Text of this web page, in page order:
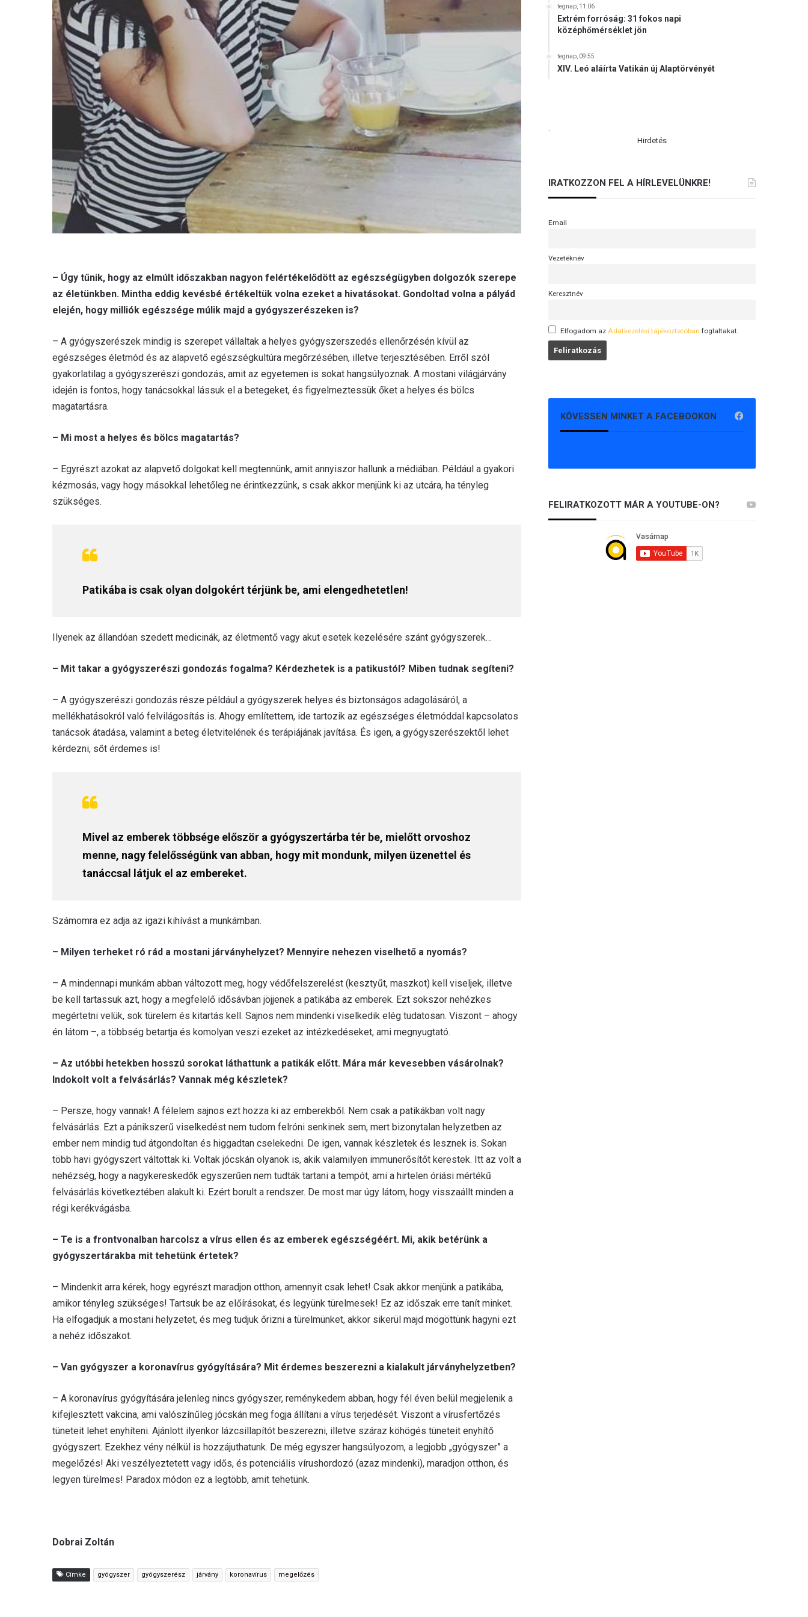
– Úgy tűnik, hogy az elmúlt időszakban nagyon felértékelődött az egészségügyben dolgozók szerepe
az életünkben. Mintha eddig kevésbé értékeltük volna ezeket a hivatásokat. Gondoltad volna a pályád
elején, hogy milliók egészsége múlik majd a gyógyszerészeken is?
– A gyógyszerészek mindig is szerepet vállaltak a helyes gyógyszerszedés ellenőrzésén kívül az
egészséges életmód és az alapvető egészségkultúra megőrzésében, illetve terjesztésében. Erről szól
gyakorlatilag a gyógyszerészi gondozás, amit az egyetemen is sokat hangsúlyoznak. A mostani világjárvány
idején is fontos, hogy tanácsokkal lássuk el a betegeket, és figyelmeztessük őket a helyes és bölcs
magatartásra.
– Mi most a helyes és bölcs magatartás?
– Egyrészt azokat az alapvető dolgokat kell megtennünk, amit annyiszor hallunk a médiában. Például a gyakori
kézmosás, vagy hogy másokkal lehetőleg ne érintkezzünk, s csak akkor menjünk ki az utcára, ha tényleg
szükséges.
Patikába is csak olyan dolgokért térjünk be, ami elengedhetetlen!
Ilyenek az állandóan szedett medicinák, az életmentő vagy akut esetek kezelésére szánt gyógyszerek…
– Mit takar a gyógyszerészi gondozás fogalma? Kérdezhetek is a patikustól? Miben tudnak segíteni?
– A gyógyszerészi gondozás része például a gyógyszerek helyes és biztonságos adagolásáról, a
mellékhatásokról való felvilágosítás is. Ahogy említettem, ide tartozik az egészséges életmóddal kapcsolatos
tanácsok átadása, valamint a beteg életvitelének és terápiájának javítása. És igen, a gyógyszerészektől lehet
kérdezni, sőt érdemes is!
Mivel az emberek többsége először a gyógyszertárba tér be, mielőtt orvoshoz
menne, nagy felelősségünk van abban, hogy mit mondunk, milyen üzenettel és
tanáccsal látjuk el az embereket.
Számomra ez adja az igazi kihívást a munkámban.
– Milyen terheket ró rád a mostani járványhelyzet? Mennyire nehezen viselhető a nyomás?
– A mindennapi munkám abban változott meg, hogy védőfelszerelést (kesztyűt, maszkot) kell viseljek, illetve
be kell tartassuk azt, hogy a megfelelő idősávban jöjjenek a patikába az emberek. Ezt sokszor nehézkes
megértetni velük, sok türelem és kitartás kell. Sajnos nem mindenki viselkedik elég tudatosan. Viszont – ahogy
én látom –, a többség betartja és komolyan veszi ezeket az intézkedéseket, ami megnyugtató.
– Az utóbbi hetekben hosszú sorokat láthattunk a patikák előtt. Mára már kevesebben vásárolnak?
Indokolt volt a felvásárlás? Vannak még készletek?
– Persze, hogy vannak! A félelem sajnos ezt hozza ki az emberekből. Nem csak a patikákban volt nagy
felvásárlás. Ezt a pánikszerű viselkedést nem tudom felróni senkinek sem, mert bizonytalan helyzetben az
ember nem mindig tud átgondoltan és higgadtan cselekedni. De igen, vannak készletek és lesznek is. Sokan
több havi gyógyszert váltottak ki. Voltak jócskán olyanok is, akik valamilyen immunerősítőt kerestek. Itt az volt a
nehézség, hogy a nagykereskedők egyszerűen nem tudták tartani a tempót, ami a hirtelen óriási mértékű
felvásárlás következtében alakult ki. Ezért borult a rendszer. De most mar úgy látom, hogy visszaállt minden a
régi kerékvágásba.
– Te is a frontvonalban harcolsz a vírus ellen és az emberek egészségéért. Mi, akik betérünk a
gyógyszertárakba mit tehetünk értetek?
– Mindenkit arra kérek, hogy egyrészt maradjon otthon, amennyit csak lehet! Csak akkor menjünk a patikába,
amikor tényleg szükséges! Tartsuk be az előírásokat, és legyünk türelmesek! Ez az időszak erre tanít minket.
Ha elfogadjuk a mostani helyzetet, és meg tudjuk őrizni a türelmünket, akkor sikerül majd mögöttünk hagyni ezt
a nehéz időszakot.
– Van gyógyszer a koronavírus gyógyítására? Mit érdemes beszerezni a kialakult járványhelyzetben?
– A koronavírus gyógyítására jelenleg nincs gyógyszer, reménykedem abban, hogy fél éven belül megjelenik a
kifejlesztett vakcina, ami valószínűleg jócskán meg fogja állítani a vírus terjedését. Viszont a vírusfertőzés
tüneteit lehet enyhíteni. Ajánlott ilyenkor lázcsillapítót beszerezni, illetve száraz köhögés tüneteit enyhítő
gyógyszert. Ezekhez vény nélkül is hozzájuthatunk. De még egyszer hangsúlyozom, a legjobb „gyógyszer” a
megelőzés! Aki veszélyeztetett vagy idős, és potenciális vírushordozó (azaz mindenki), maradjon otthon, és
legyen türelmes! Paradox módon ez a legtöbb, amit tehetünk.
Dobrai Zoltán
Címke gyógyszer gyógyszerész járvány koronavírus megelőzés
tegnap, 11:06
Extrém forróság: 31 fokos napi
középhőmérséklet jön
tegnap, 09:55
XIV. Leó aláírta Vatikán új Alaptörvényét
.
Hirdetés
IRATKOZZON FEL A HÍRLEVELÜNKRE!
Email
Vezetéknév
Keresztnév
Elfogadom az Adatkezelési tájékoztatóban foglaltakat.
KÖVESSEN MINKET A FACEBOOKON
FELIRATKOZOTT MÁR A YOUTUBE-ON?